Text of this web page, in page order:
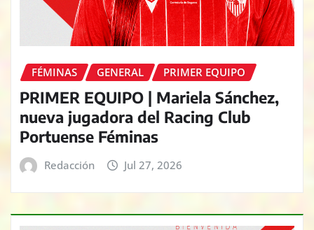
FÉMINAS GENERAL PRIMER EQUIPO
PRIMER EQUIPO | Mariela Sánchez,
nueva jugadora del Racing Club
Portuense Féminas
Redacción Jul 27, 2026